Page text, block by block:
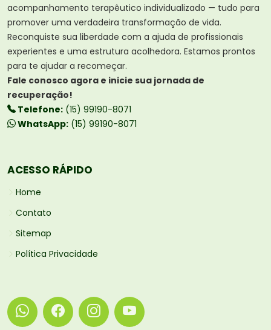
acompanhamento terapêutico individualizado — tudo para
promover uma verdadeira transformação de vida.
Reconquiste sua liberdade com a ajuda de profissionais
experientes e uma estrutura acolhedora. Estamos prontos
para te ajudar a recomeçar.
Fale conosco agora e inicie sua jornada de
recuperação!
Telefone: (15) 99190-8071
WhatsApp: (15) 99190-8071
ACESSO RÁPIDO
Home
Contato
Sitemap
Política Privacidade